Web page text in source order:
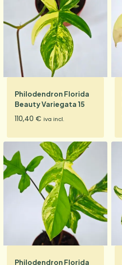
Philodendron Florida
Beauty Variegata 15
110,40€ iva incl.
Philodendron Florida